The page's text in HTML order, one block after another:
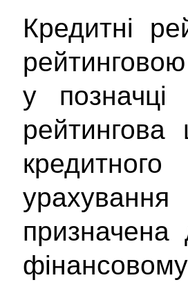
Кредитні
у позначці
рейтингова
призначена